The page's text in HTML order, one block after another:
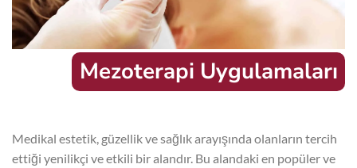
Mezoterapi Uygulamaları
Medikal estetik, güzellik ve sağlık arayışında olanların tercih
ettiği yenilikçi ve etkili bir alandır. Bu alandaki en popüler ve